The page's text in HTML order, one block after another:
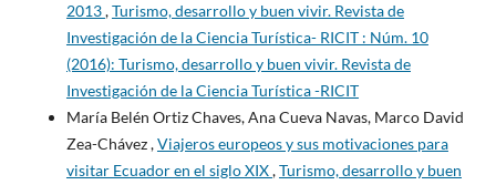
2013,Turismo, desarrollo y buen vivir. Revista de
Investigación de la Ciencia Turística- RICIT : Núm. 10
(2016): Turismo, desarrollo y buen vivir. Revista de
Investigación de la Ciencia Turística -RICIT
María Belén Ortiz Chaves, Ana Cueva Navas, Marco David
Zea-Chávez ,Viajeros europeos y sus motivaciones para
visitar Ecuador en el siglo XIX,Turismo, desarrollo y buen